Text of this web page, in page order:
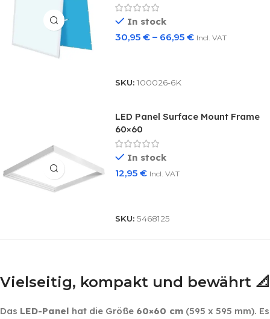
In stock
30,95€ – 66,95€ Incl. VAT
SKU:100026-6K
LED Panel Surface Mount Frame
60×60
In stock
12,95€ Incl. VAT
SKU:5468125
Vielseitig, kompakt und bewährt 📐
Das LED-Panel hat die Größe 60×60 cm (595 x 595 mm). Es